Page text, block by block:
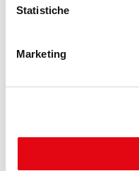
Statistiche
Marketing